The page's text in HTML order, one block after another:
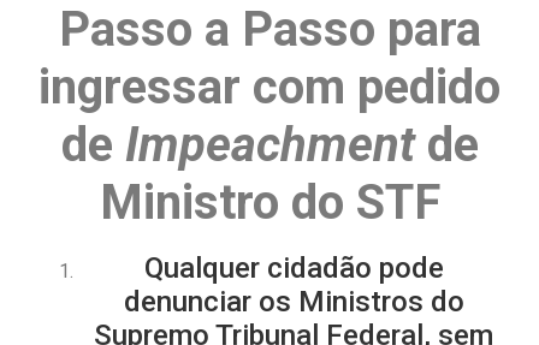
Passo a Passo para
ingressar com pedido
de Impeachmentde
Ministro do STF
Qualquer cidadão pode
denunciar os Ministros do
Supremo Tribunal Federal, sem